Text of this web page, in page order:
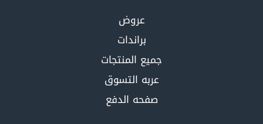
عروض
براندات
جميع المنتجات
عربه التسوق
صفحه الدفع